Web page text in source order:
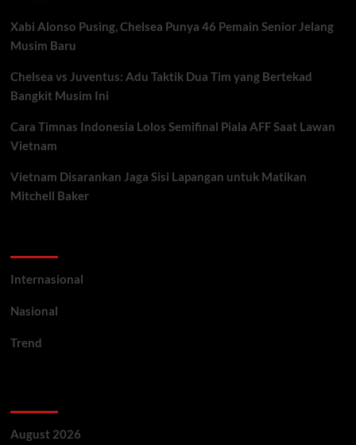
Xabi Alonso Pusing, Chelsea Punya 46 Pemain Senior Jelang
Musim Baru
Chelsea vs Juventus: Adu Taktik Dua Tim yang Bertekad
Bangkit Musim Ini
Cara Timnas Indonesia Lolos Semifinal Piala AFF Saat Lawan
Vietnam
Vietnam Disarankan Jaga Sisi Lapangan untuk Matikan
Mitchell Baker
Internasional
Nasional
Trend
August 2026